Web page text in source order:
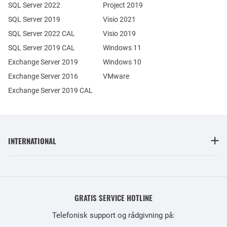
Exchange Server 2019
Exchange Server 2016
SQL Server 2022
SQL Server 2019
SQL Server 2022 CAL
SQL Server 2019 CAL
Exchange Server 2019 CAL
Project 2019
Visio 2021
Visio 2019
Windows 11
Windows 10
VMware
INTERNATIONAL
GRATIS SERVICE HOTLINE
Telefonisk support og rådgivning på: